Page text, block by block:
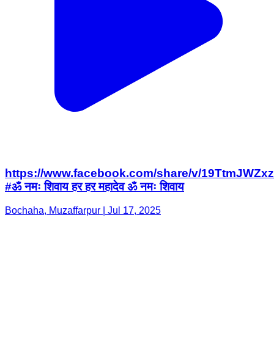
https://www.facebook.com/share/v/
#ॐ नमः शिवाय हर हर महादेव ॐ नमः शिवाय
Bochaha, Muzaffarpur | Jul 17, 2025